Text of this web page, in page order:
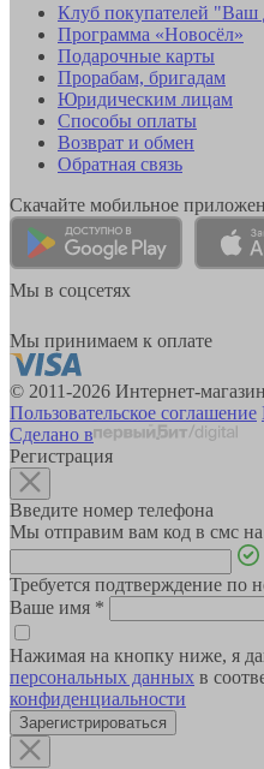
Клуб покупателей
Программа «Новосёл»
Подарочные карты
Прорабам, бригадам
Юридическим лицам
Способы оплаты
Возврат и обмен
Обратная связь
Скачайте мобильное
Мы в соцсетях
Мы принимаем к оплате
© 2011-2026 Интернет-
Пользовательское соглашение
Сделано в
Регистрация
Введите номер телефона
Мы отправим вам код в смс
Требуется подтверждение по
Ваше имя *
Нажимая на кнопку ниже, я
персональных данных в
конфиденциальности
Зарегистрироваться